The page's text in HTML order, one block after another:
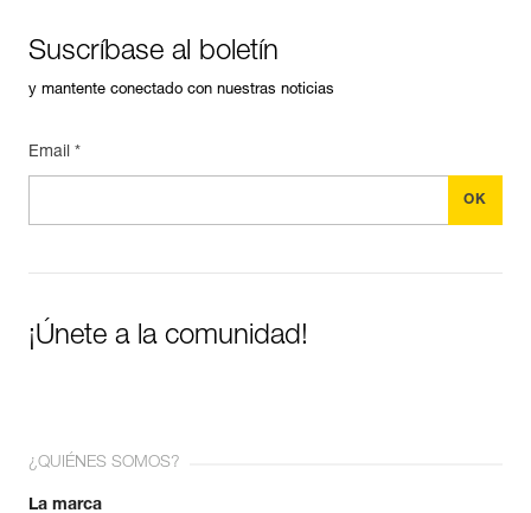
Suscríbase al boletín
y mantente conectado con nuestras noticias
Email *
¡Únete a la comunidad!
¿QUIÉNES SOMOS?
La marca